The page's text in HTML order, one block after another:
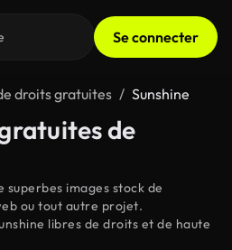
Se connecter
droits gratuites Sunshine
de
images stock de
ou tout autre projet.
libres de droits et de haute